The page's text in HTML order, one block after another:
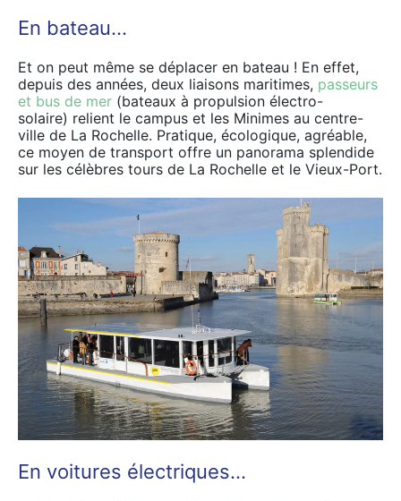
En bateau…
Et on peut même se déplacer en bateau ! En effet,
depuis des années, deux liaisons maritimes, passeurs
et bus de mer (bateaux à propulsion électro-
solaire) relient le campus et les Minimes au centre-
ville de La Rochelle. Pratique, écologique, agréable,
ce moyen de transport offre un panorama splendide
sur les célèbres tours de La Rochelle et le Vieux-Port.
En voitures électriques…